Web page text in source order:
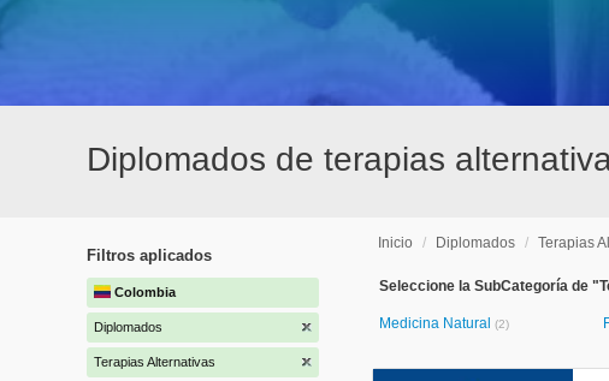
Diplomados de terapias
Filtros aplicados
Colombia
Diplomados
Terapias Alternativas
Inicio / Diplomados / Terapias
Seleccione la SubCategoría de
Medicina Natural (2)